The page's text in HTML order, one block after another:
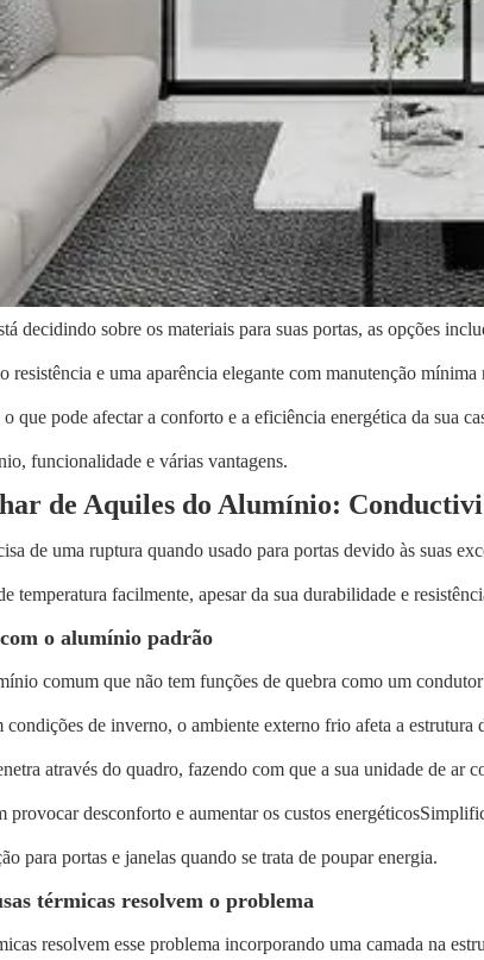
decidindo sobre os materiais para suas portas, as opções
resistência e uma aparência elegante com manutenção
que pode afectar a conforto e a eficiência energética da sua
funcionalidade e várias vantagens.
de Aquiles do Alumínio:
de uma ruptura quando usado para portas devido às suas
temperatura facilmente, apesar da sua durabilidade e
o alumínio padrão
comum que não tem funções de quebra como um
condições de inverno, o ambiente externo frio afeta a
através do quadro, fazendo com que a sua unidade de ar
provocar desconforto e aumentar os custos
para portas e janelas quando se trata de poupar energia.
térmicas resolvem o problema
resolvem esse problema incorporando uma camada na